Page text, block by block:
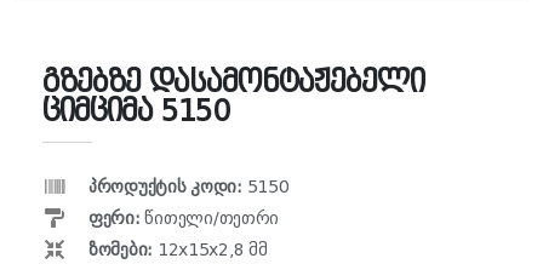
გზებზე დასამონტაჟებელი
ციმციმა 5150
პროდუქტის კოდი: 5150
ფერი:წითელი/თეთრი
ზომები: 12x15x2,8 მმ